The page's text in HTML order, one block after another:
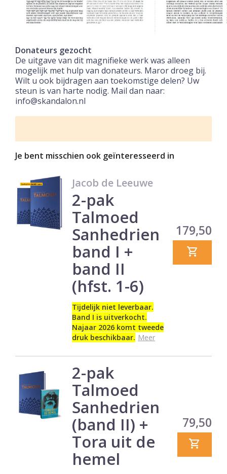
Donateurs gezocht
De uitgave van dit magnifieke werk was alleen
mogelijk met hulp van donateurs. Maror droeg bij.
Wilt u ook bijdragen aan toekomstige delen? Uw
steun is van harte nodig. Mail dan naar:
info@skandalon.nl
Je bent misschien ook geïnteresseerd in
Jacob de Leeuwe
2-pak
Talmoed
Sanhedrien
band I +
band II
(hfst. 1-6)
Tijdelijk niet leverbaar.
Band I is uitverkocht.
Najaar 2026 komt tweede
druk beschikbaar. Meer
Prijs
179,50
2-pak
Talmoed
Sanhedrien
(band II) +
Tora uit de
hemel
Prijs
79,50